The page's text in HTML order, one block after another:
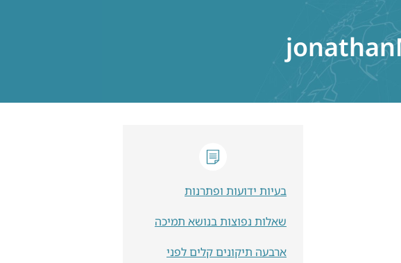
בעיות ידועות ופתרנות
שאלות נפוצות בנושא תמיכה
ארבעה תיקונים קלים לפני